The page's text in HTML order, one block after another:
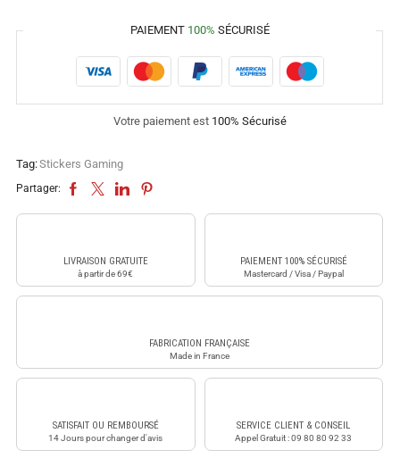
PAIEMENT 100% SÉCURISÉ
Votre paiement est 100% Sécurisé
Tag:Stickers Gaming
Partager:
LIVRAISON GRATUITE
à partir de 69€
PAIEMENT 100% SÉCURISÉ
Mastercard / Visa / Paypal
FABRICATION FRANÇAISE
Made in France
SATISFAIT OU REMBOURSÉ
14 Jours pour changer d'avis
SERVICE CLIENT & CONSEIL
Appel Gratuit : 09 80 80 92 33